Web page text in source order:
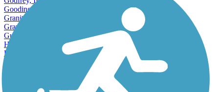
Goodings Grove, IL
Granite City, IL
Grayslake, IL
Gurnee, IL
Hanover Park, IL
Harrisburg, IL